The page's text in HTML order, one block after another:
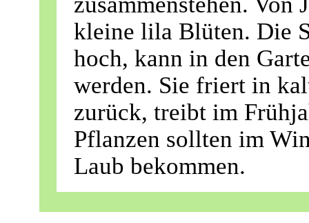
kleine lila Blüten. Die
hoch, kann in den
werden. Sie friert in
zurück, treibt im
Pflanzen sollten im
Laub bekommen.